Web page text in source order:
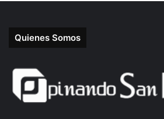
Quienes Somos